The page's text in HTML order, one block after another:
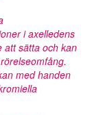
i axelledens
att sätta och kan
med handen